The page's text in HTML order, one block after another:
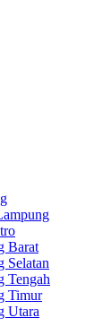
Barat
Selatan
Tengah
Timur
Utara